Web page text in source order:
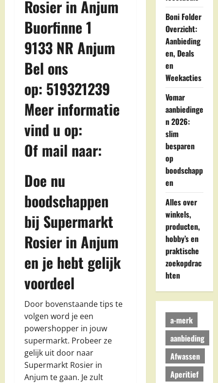
Rosier in Anjum
Buorfinne 1
9133 NR Anjum
Bel ons
op: 519321239
Meer informatie
vind u op:
Of mail naar:
Doe nu
boodschappen
bij Supermarkt
Rosier in Anjum
en je hebt gelijk
voordeel
Door bovenstaande tips te
volgen word je een
powershopper in jouw
supermarkt. Probeer ze
gelijk uit door naar
Supermarkt Rosier in
Anjum te gaan. Je zult
Boni Folder
Overzicht:
Aanbieding
en, Deals
en
Weekacties
Vomar
aanbiedinge
n 2026:
slim
besparen
op
boodschapp
en
Alles over
winkels,
producten,
hobby’s en
praktische
zoekopdrac
hten
a-merk
aanbieding
Afwassen
Aperitief